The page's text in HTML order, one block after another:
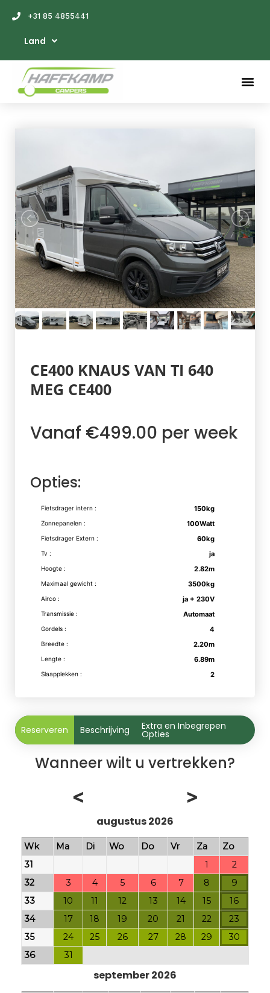
+31 85 4855441
Land
CE400 KNAUS VAN TI 640
MEG CE400
Vanaf €499.00 per week
Opties:
Fietsdrager intern : 150kg
Zonnepanelen : 100Watt
Fietsdrager Extern : 60kg
Tv : ja
Hoogte : 2.82m
Maximaal gewicht : 3500kg
Airco : ja + 230V
Transmissie : Automaat
Gordels : 4
Breedte : 2.20m
Lengte : 6.89m
Slaapplekken : 2
Reserveren Beschrijving Extra en Inbegrepen
Opties
Wanneer wilt u vertrekken?
< >
augustus 2026
Wk Ma Di Wo Do Vr Za
Zo
31
1
2
32
3 4 5 6 7 8
9
33
10 11 12 13 14 15
16
34
17 18 19 20 21 22
23
35
24 25 26 27 28 29
30
36
31
september 2026